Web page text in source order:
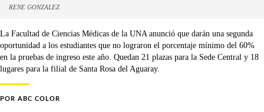
RENE GONZALEZ
La Facultad de Ciencias Médicas de la UNA anunció que darán una segunda
oportunidad a los estudiantes que no lograron el porcentaje mínimo del 60%
en la pruebas de ingreso este año. Quedan 21 plazas para la Sede Central y 18
lugares para la filial de Santa Rosa del Aguaray.
POR ABC COLOR